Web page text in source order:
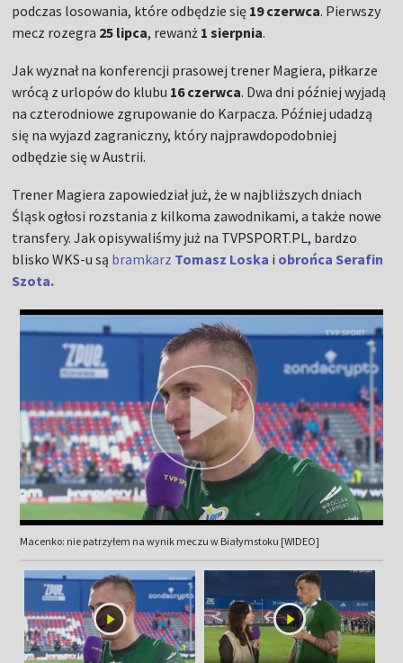
podczas losowania, które odbędzie się 19 czerwca. Pierwszy
mecz rozegra 25 lipca, rewanż 1 sierpnia.
Jak wyznał na konferencji prasowej trener Magiera, piłkarze
wrócą z urlopów do klubu 16 czerwca. Dwa dni później wyjadą
na czterodniowe zgrupowanie do Karpacza. Później udadzą
się na wyjazd zagraniczny, który najprawdopodobniej
odbędzie się w Austrii.
Trener Magiera zapowiedział już, że w najbliższych dniach
Śląsk ogłosi rozstania z kilkoma zawodnikami, a także nowe
transfery. Jak opisywaliśmy już na TVPSPORT.PL, bardzo
blisko WKS-u są bramkarz Tomasz Loska i obrońca Serafin
Szota.
Macenko: nie patrzyłem na wynik meczu w Białymstoku [WIDEO]